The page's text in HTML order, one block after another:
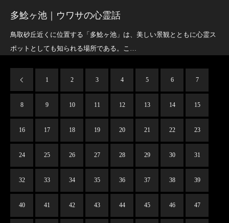
多鯰ヶ池｜ウワサの心霊話
鳥取砂丘近くに位置する「多鯰ヶ池」は、美しい景観とともに心霊ス
ポットとしても知られる場所である。こ…
1 2 3 4 5 6 7
8 9 10 11 12 13 14 15
16 17 18 19 20 21 22 23
24 25 26 27 28 29 30 31
32 33 34 35 36 37 38 39
40 41 42 43 44 45 46 47